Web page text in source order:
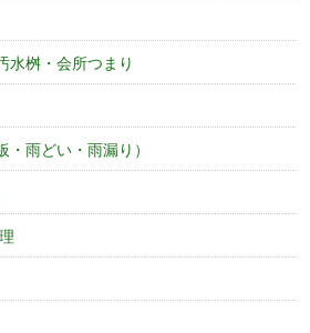
桝・会所つまり
・雨どい・雨漏り）